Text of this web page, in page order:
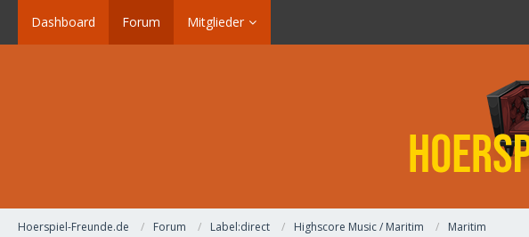
Dashboard Forum Mitglieder
Hoerspiel-Freunde.de Forum Label:direct Highscore Music / Maritim Maritim